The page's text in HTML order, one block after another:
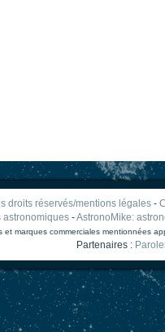
droits réservés/mentions légales-
astronomiques -AstronoMike:
et marques commerciales mentionnées
Partenaires :